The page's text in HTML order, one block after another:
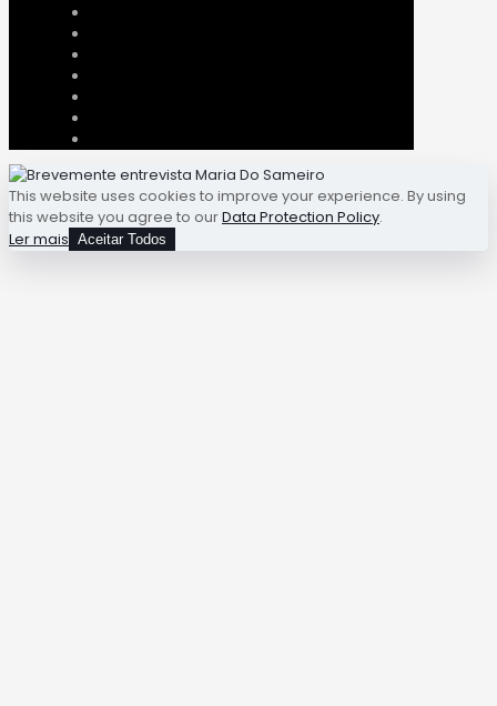
This website uses cookies to improve your experience. By using
this website you agree to ourData Protection Policy.
Ler mais Aceitar Todos